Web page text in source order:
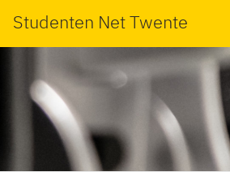
Studenten Net Twente